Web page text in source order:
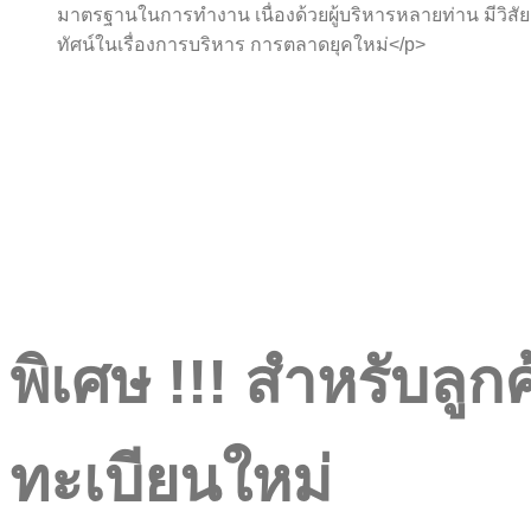
มาตรฐานในการทำงาน เนื่องด้วยผู้บริหารหลายท่าน มีวิสัย
ทัศน์ในเรื่องการบริหาร การตลาดยุคใหม่</p>
พิเศษ !!! สำหรับลูก
ทะเบียนใหม่